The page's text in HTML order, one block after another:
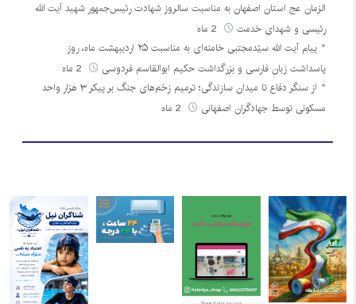
الزمان عج استان اصفهان به مناسبت سالروز شهادت رئیس‌جمهور شهید آیت الله
رئیسی و شهدای خدمت
پیام آیت الله سیّدمجتبی خامنه‌ای به مناسبت ۲۵ اردیبهشت ماه، روز
پاسداشت زبان فارسی و بزرگداشت حکیم ابوالقاسم فردوسی
از سنگر دفاع تا میدان سازندگی؛ ترمیم زخم‌های جنگ بر پیکر ۳ هزار واحد
مسکونی توسط جهادگران اصفهانی